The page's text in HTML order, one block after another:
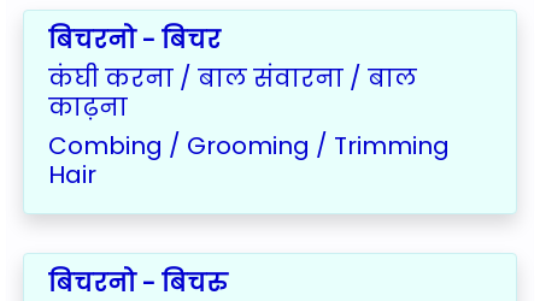
बिचरनो - बिचर
कंघी करना / बाल संवारना / बाल
काढ़ना
Combing / Grooming / Trimming
Hair
बिचरनो - बिचरु